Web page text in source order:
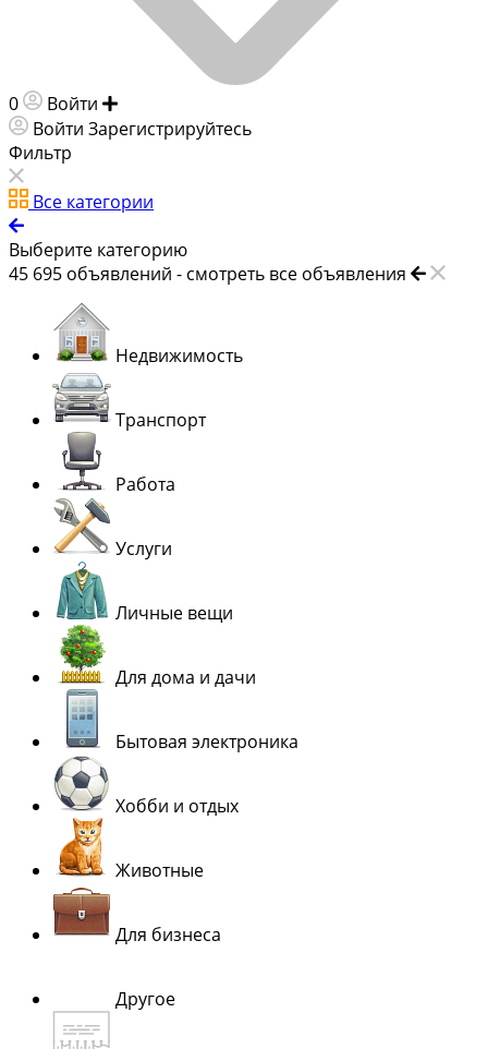
0 Войти
Войти Зарегистрируйтесь
Фильтр
Все категории
Выберите категорию
45 695 объявлений - смотреть все объявления
Недвижимость
Транспорт
Работа
Услуги
Личные вещи
Для дома и дачи
Бытовая электроника
Хобби и отдых
Животные
Для бизнеса
Другое